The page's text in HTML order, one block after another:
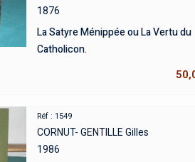
1876
La Satyre Ménippée ou La Vertu du
Catholicon.
Réf : 1549
CORNUT- GENTILLE Gilles
1986